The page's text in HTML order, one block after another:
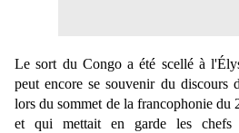
Le sort du Congo a été scellé à
peut encore se souvenir du
lors du sommet de la francophonie du
et qui mettait en garde les